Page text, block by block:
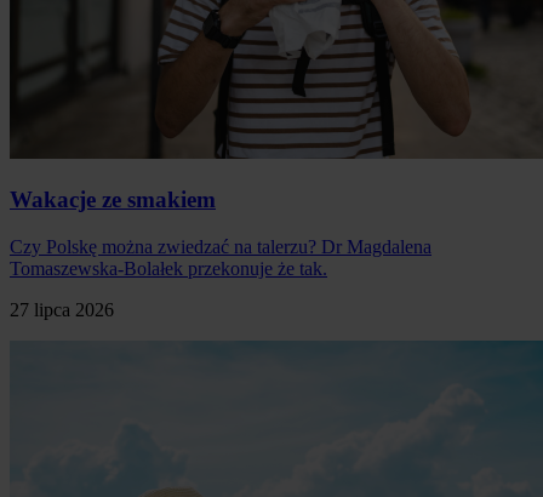
Wakacje ze smakiem
Czy Polskę można zwiedzać na talerzu? Dr Magdalena
Tomaszewska-Bolałek przekonuje że tak.
27 lipca 2026